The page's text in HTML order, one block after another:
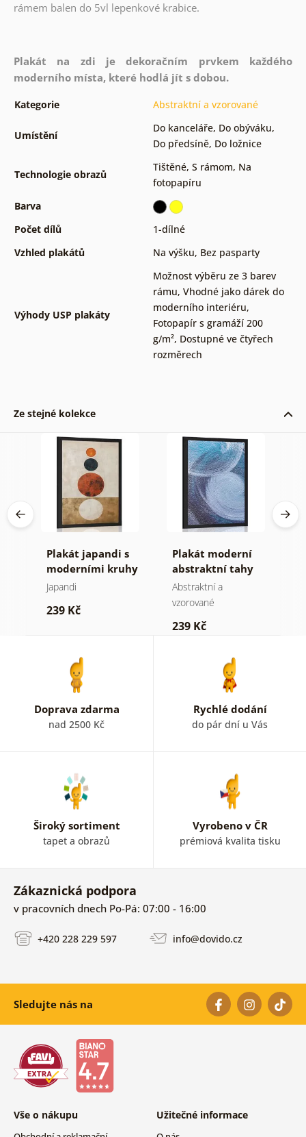
rámem balen do 5vl lepenkové krabice.
Plakát na zdi je dekoračním prvkem každého
moderního místa, které hodlá jít s dobou.
Kategorie Abstraktní a vzorované
Umístění
Do kanceláře, Do obýváku,
Do předsíně, Do ložnice
Technologie obrazů
Tištěné, S rámom, Na
fotopapíru
Barva
Počet dílů
1-dílné
Vzhled plakátů
Na výšku, Bez pasparty
Výhody USP plakáty
Možnost výběru ze 3 barev
rámu, Vhodné jako dárek do
moderního interiéru,
Fotopapír s gramáží 200
g/m², Dostupné ve čtyřech
rozměrech
Ze stejné kolekce
Plakát japandi s
moderními kruhy
Japandi
239 Kč
Plakát moderní
abstraktní tahy
Abstraktní a
vzorované
239 Kč
Doprava zdarma
nad 2500 Kč
Rychlé dodání
do pár dní u Vás
Široký sortiment
tapet a obrazů
Vyrobeno v ČR
prémiová kvalita tisku
Zákaznická podpora
v pracovních dnech Po-Pá: 07:00 - 16:00
+420 228 229 597 info@dovido.cz
Sledujte nás na
Vše o nákupu Užitečné informace